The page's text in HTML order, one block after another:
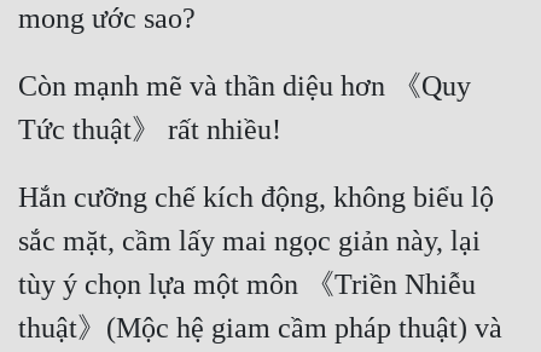
Còn mạnh mẽ và thần diệu hơn 《Quy
Hắn cưỡng chế kích động, không biểu lộ
sắc mặt, cầm lấy mai ngọc giản này, lại
tùy ý chọn lựa một môn 《Triền Nhiễu
thuật》(Mộc hệ giam cầm pháp thuật) và